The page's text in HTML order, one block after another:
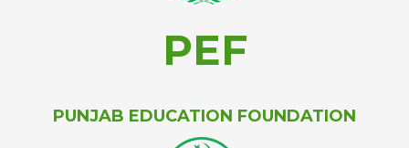
PEF
PUNJAB EDUCATION FOUNDATION